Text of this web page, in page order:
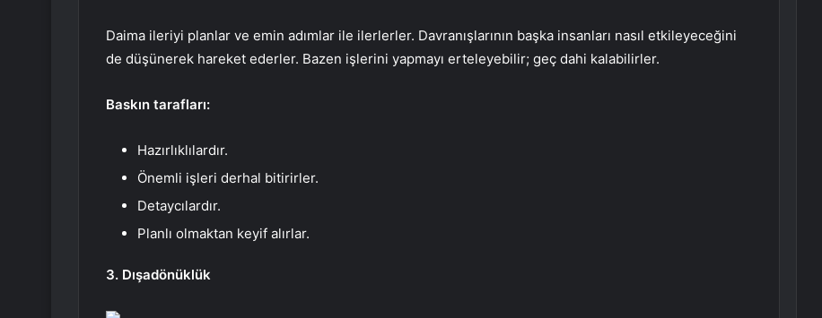
Daima ileriyi planlar ve emin adımlar ile ilerlerler. Davranışlarının başka insanları nasıl etkileyeceğini
de düşünerek hareket ederler. Bazen işlerini yapmayı erteleyebilir; geç dahi kalabilirler.
Baskın tarafları:
Hazırlıklılardır.
Önemli işleri derhal bitirirler.
Detaycılardır.
Planlı olmaktan keyif alırlar.
3. Dışadönüklük